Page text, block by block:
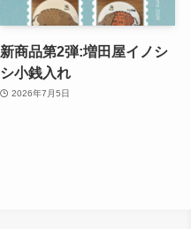
新商品第2弾:増田屋イノシ
シ小銭入れ
2026年7月5日